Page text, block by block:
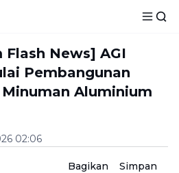
Flash News] AGI
Pembangunan
Aluminium
02:06
Bagikan Simpan